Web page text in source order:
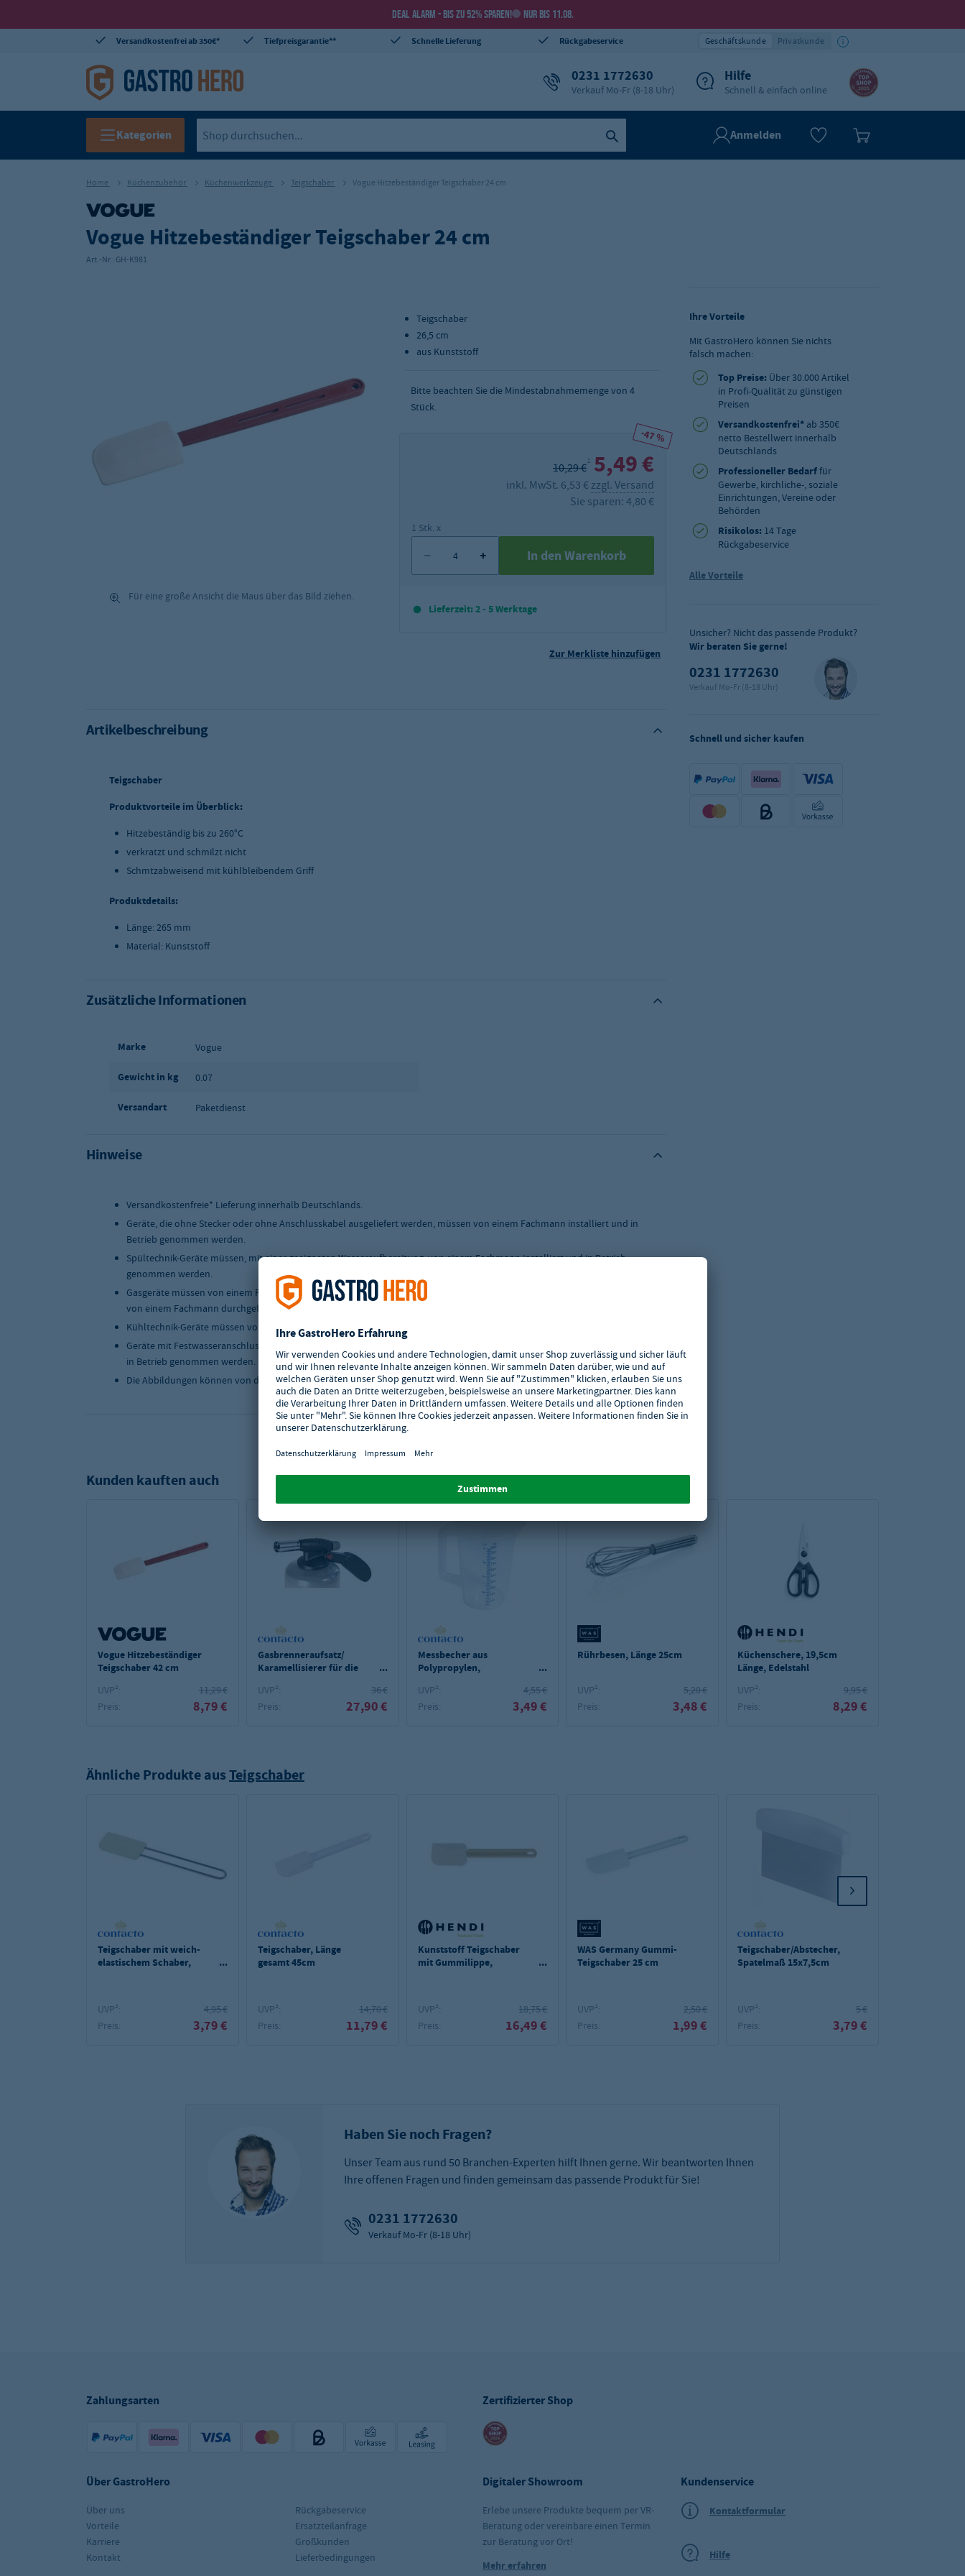
DEAL ALARM - BIS ZU 52% SPAREN! NUR BIS 11.08.
Versandkostenfrei ab 350€* Tiefpreisgarantie** Schnelle Lieferung Rückgabeservice Geschäftskunde Privatkunde
0231 1772630
Verkauf Mo-Fr (8-18 Uhr)
Hilfe
Schnell & einfach online
Kategorien Anmelden
Home Küchenzubehör Küchenwerkzeuge Teigschaber Vogue Hitzebeständiger Teigschaber 24 cm
Vogue Hitzebeständiger Teigschaber 24 cm
Art.-Nr.: GH-K981
Für eine große Ansicht die Maus über das Bild ziehen.
Teigschaber
26,5 cm
aus Kunststoff
Bitte beachten Sie die Mindestabnahmemenge von 4
Stück.
-47 %
10,29 €2 5,49 €
inkl. MwSt. 6,53 € zzgl. Versand
Sie sparen: 4,80 €
1 Stk. x
In den Warenkorb
Lieferzeit: 2 - 5 Werktage
Zur Merkliste hinzufügen
Artikelbeschreibung
Teigschaber
Produktvorteile im Überblick:
Hitzebeständig bis zu 260°C
verkratzt und schmilzt nicht
Schmtzabweisend mit kühlbleibendem Griff
Produktdetails:
Länge: 265 mm
Material: Kunststoff
Zusätzliche Informationen
Marke Vogue
Gewicht in kg 0.07
Versandart Paketdienst
Hinweise
Versandkostenfreie* Lieferung innerhalb Deutschlands.
Geräte, die ohne Stecker oder ohne Anschlusskabel ausgeliefert werden, müssen von einem Fachmann installiert und in
Betrieb genommen werden.
Spültechnik-Geräte müssen, mit einer geeigneten Wasseraufbereitung, von einem Fachmann installiert und in Betrieb
genommen werden.
Gasgeräte müssen von einem Fachmann installiert und in Betrieb genommen werden. Die Umrüstung der Gas-Art muss
von einem Fachmann durchgeführt werden.
Kühltechnik-Geräte müssen von einem Fachmann installiert und in Betrieb genommen werden.
Geräte mit Festwasseranschluss müssen, mit einer geeigneten Wasseraufbereitung, von einem Fachmann installiert und
in Betrieb genommen werden.
Die Abbildungen können von der Originalware abweichen.
Ihre Vorteile
Mit GastroHero können Sie nichts
falsch machen:
Top Preise: Über 30.000 Artikel
in Profi-Qualität zu günstigen
Preisen
Versandkostenfrei* ab 350€
netto Bestellwert innerhalb
Deutschlands
Professioneller Bedarffür
Gewerbe, kirchliche-, soziale
Einrichtungen, Vereine oder
Behörden
Risikolos: 14 Tage
Rückgabeservice
Alle Vorteile
Unsicher? Nicht das passende Produkt?
Wir beraten Sie gerne!
0231 1772630
Verkauf Mo-Fr (8-18 Uhr)
Schnell und sicher kaufen
Kunden kauften auch
Vogue Hitzebeständiger
Teigschaber 42 cm
UVP²:
11,29 €
Preis:
8,79 €
Gasbrenneraufsatz/
Karamellisierer für die
UVP²:
36 €
Preis:
27,90 €
Messbecher aus
Polypropylen,
11,5cm
UVP²:
4,55 €
Preis:
3,49 €
Rührbesen, Länge 25cm
UVP²:
5,20 €
Preis:
3,48 €
Küchenschere, 19,5cm
Länge, Edelstahl
UVP²:
9,95 €
Preis:
8,29 €
Ähnliche Produkte ausTeigschaber
Teigschaber mit weich-
elastischem Schaber,
UVP²:
4,95 €
Preis:
3,79 €
Teigschaber, Länge
gesamt 45cm
UVP²:
14,70 €
Preis:
11,79 €
Kunststoff Teigschaber
mit Gummilippe,
UVP²:
18,75 €
Preis:
16,49 €
WAS Germany Gummi-
Teigschaber 25 cm
UVP²:
2,50 €
Preis:
1,99 €
Teigschaber/Abstecher,
Spatelmaß 15x7,5cm
UVP²:
5 €
Preis:
3,79 €
Haben Sie noch Fragen?
Unser Team aus rund 50 Branchen-Experten hilft Ihnen gerne. Wir beantworten Ihnen
Ihre offenen Fragen und finden gemeinsam das passende Produkt für Sie!
0231 1772630
Verkauf Mo-Fr (8-18 Uhr)
Zahlungsarten Zertifizierter Shop
Über GastroHero
Über uns
Vorteile
Karriere
Kontakt
Rückgabeservice
Ersatzteilanfrage
Großkunden
Lieferbedingungen
Digitaler Showroom
Erlebe unsere Produkte bequem per VR-
Beratung oder vereinbare einen Termin
zur Beratung vor Ort!
Mehr erfahren
Kundenservice
Kontaktformular
Hilfe